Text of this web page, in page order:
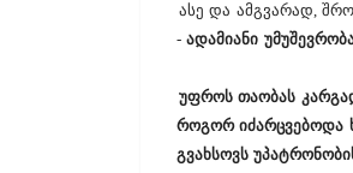
ასე და ამგვარად,
-ადამიანი
უფროს თაობას
როგორ იძარცვებოდა
გვახსოვს